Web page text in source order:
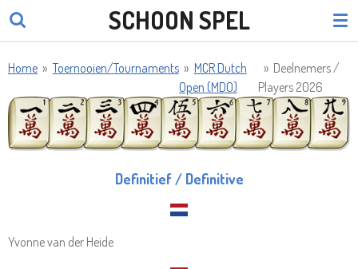
Ga
de
SCHOON SPEL
Home » Toernooien/Tournaments » MCR Dutch
Open (MDO)
» Deelnemers /
Players 2026
Definitief / Definitive
Yvonne van der Heide